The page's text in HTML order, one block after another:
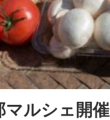
マルシェ開催